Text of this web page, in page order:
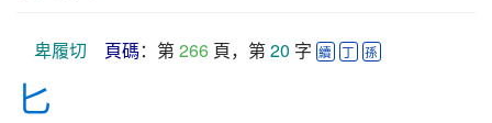
卑履切 頁碼：第 266 頁，第 20 字 續 丁 孫
匕